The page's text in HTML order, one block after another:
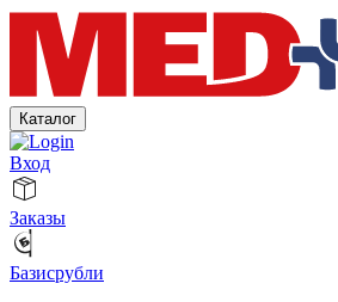
Каталог
Вход
Заказы
Базисрубли